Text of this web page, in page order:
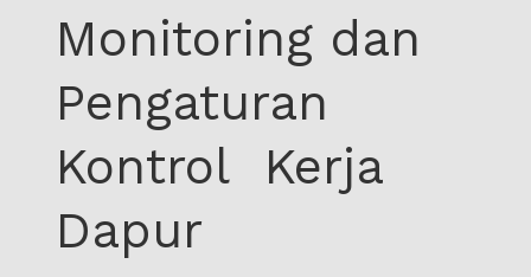
Monitoring dan
Pengaturan
Kontrol Kerja
Dapur